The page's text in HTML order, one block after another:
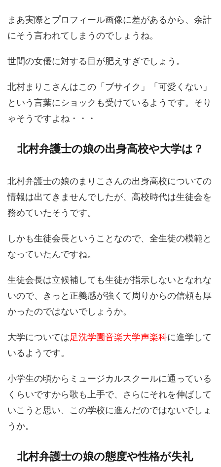
まあ実際とプロフィール画像に差があるから、余計
にそう言われてしまうのでしょうね。
世間の女優に対する目が肥えすぎでしょう。
北村まりこさんはこの「ブサイク」「可愛くない」
という言葉にショックも受けているようです。そり
ゃそうですよね・・・
北村弁護士の娘の出身高校や大学は？
北村弁護士の娘のまりこさんの出身高校についての
情報は出てきませんでしたが、高校時代は生徒会を
務めていたそうです。
しかも生徒会長ということなので、全生徒の模範と
なっていたんですね。
生徒会長は立候補しても生徒が指示しないとなれな
いので、きっと正義感が強くて周りからの信頼も厚
かったのではないでしょうか。
大学については足洗学園音楽大学声楽科に進学して
いるようです。
小学生の頃からミュージカルスクールに通っている
くらいですから歌も上手で、さらにそれを伸ばして
いこうと思い、この学校に進んだのではないでしょ
うか。
北村弁護士の娘の態度や性格が失礼